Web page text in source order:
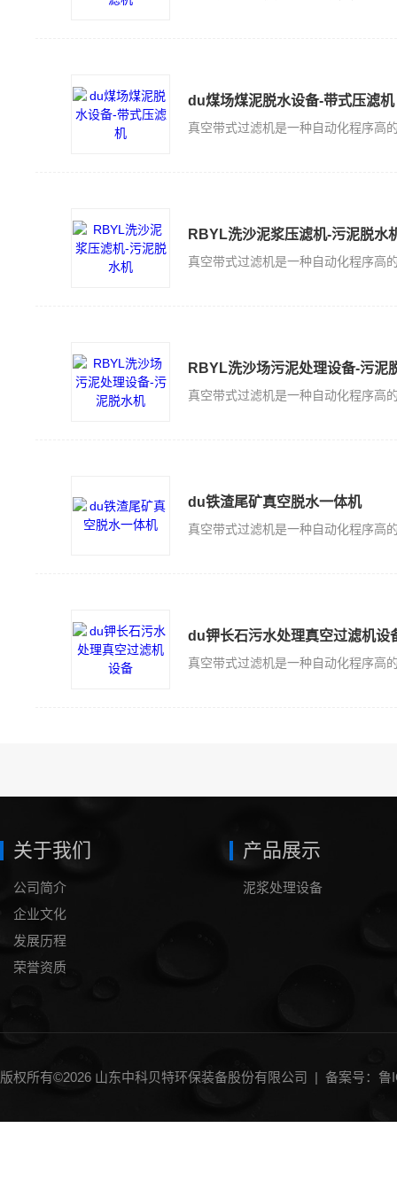
du煤场煤泥脱水设备-带式压滤机
RBYL洗沙泥浆压滤机-污泥脱水
RBYL洗沙场污泥处理设备-污泥
du铁渣尾矿真空脱水一体机
du钾长石污水处理真空过滤机设
关于我们
公司简介
企业文化
发展历程
荣誉资质
产品展示
泥浆处理设备
版权所有©2026 山东中科贝特环保装备股份有限公司 | 备案号：鲁